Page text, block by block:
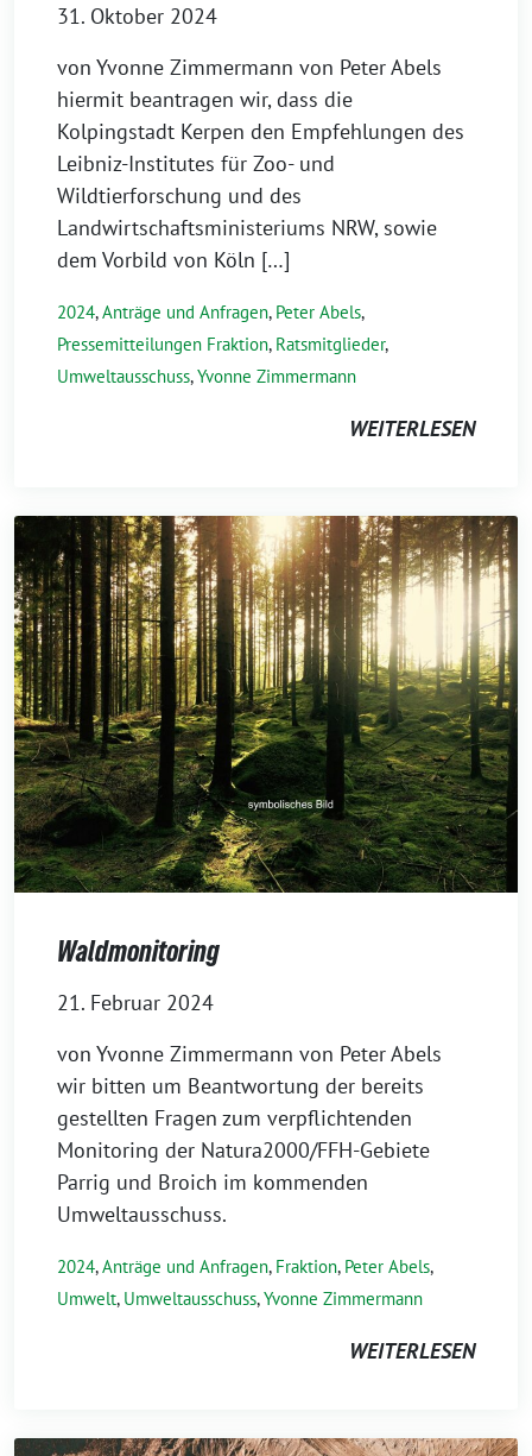
31. Oktober 2024
von Yvonne Zimmermann von Peter Abels
hiermit beantragen wir, dass die
Kolpingstadt Kerpen den Empfehlungen des
Leibniz-Institutes für Zoo- und
Wildtierforschung und des
Landwirtschaftsministeriums NRW, sowie
dem Vorbild von Köln […]
2024,Anträge und Anfragen, Peter Abels,
Pressemitteilungen Fraktion, Ratsmitglieder,
Umweltausschuss,Yvonne Zimmermann
WEITERLESEN
Waldmonitoring
21. Februar 2024
von Yvonne Zimmermann von Peter Abels
wir bitten um Beantwortung der bereits
gestellten Fragen zum verpflichtenden
Monitoring der Natura2000/FFH-Gebiete
Parrig und Broich im kommenden
Umweltausschuss.
2024,Anträge und Anfragen, Fraktion, Peter Abels,
Umwelt, Umweltausschuss,Yvonne Zimmermann
WEITERLESEN